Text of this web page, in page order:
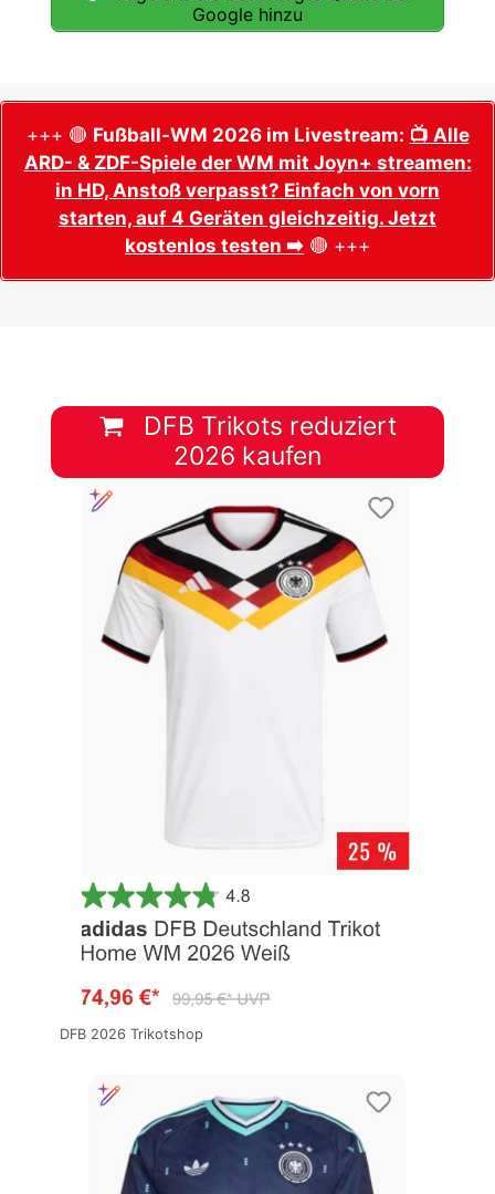
Google hinzu
+++ 🔴 Fußball-WM 2026 im Livestream: 📺 Alle
ARD- & ZDF-Spiele der WM mit Joyn+ streamen:
in HD, Anstoß verpasst? Einfach von vorn
starten, auf 4 Geräten gleichzeitig. Jetzt
kostenlos testen ➡️ 🔴 +++
DFB Trikots reduziert
2026 kaufen
DFB 2026 Trikotshop